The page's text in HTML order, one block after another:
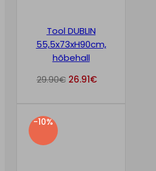
Tool DUBLIN
55,5x73xH90cm,
hõbehall
29.90€ 26.91€
-10%